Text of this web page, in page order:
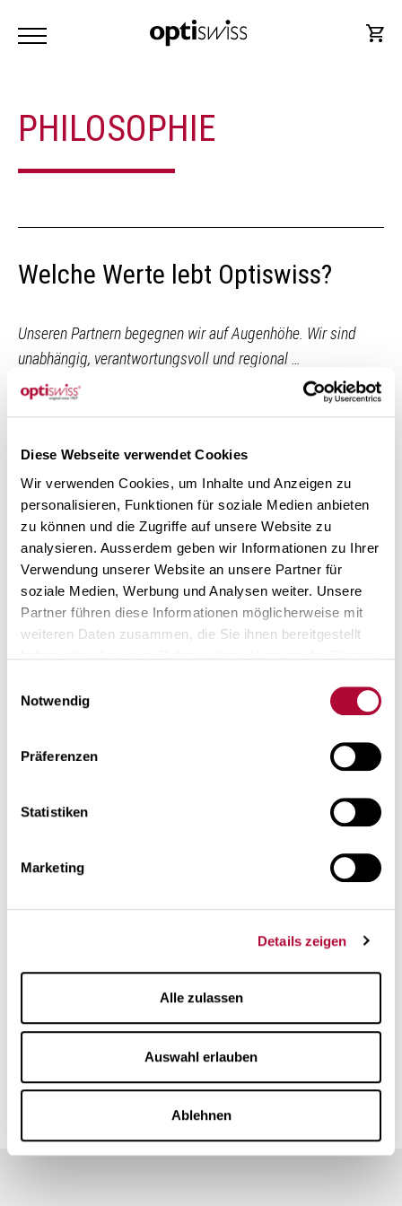
Diese Webseite verwendet Cookies
Wir verwenden Cookies, um Inhalte und Anzeigen zu
personalisieren, Funktionen für soziale Medien anbieten
zu können und die Zugriffe auf unsere Website zu
analysieren. Ausserdem geben wir Informationen zu Ihrer
Verwendung unserer Website an unsere Partner für
soziale Medien, Werbung und Analysen weiter. Unsere
Partner führen diese Informationen möglicherweise mit
weiteren Daten zusammen, die Sie ihnen bereitgestellt
Daten und Ihre Rechte zu erfahren
Notwendig
Präferenzen
Statistiken
Marketing
Details zeigen
Alle zulassen
Auswahl erlauben
Ablehnen
PHILOSOPHIE
Welche Werte lebt Optiswiss?
Unseren Partnern begegnen wir auf Augenhöhe. Wir sind
unabhängig, verantwortungsvoll und regional …
MEHR LESEN
Was macht Optiswiss einzigartig?
Wir bieten alles, was Sie für die optimale Erfüllung Ihrer
Kundenbedürfnisse brauchen – von …
Wird Nachhaltigkeit bei Optiswiss
gelebt?
Durch unsere lokale Produktion im Herzen Europas sorgen